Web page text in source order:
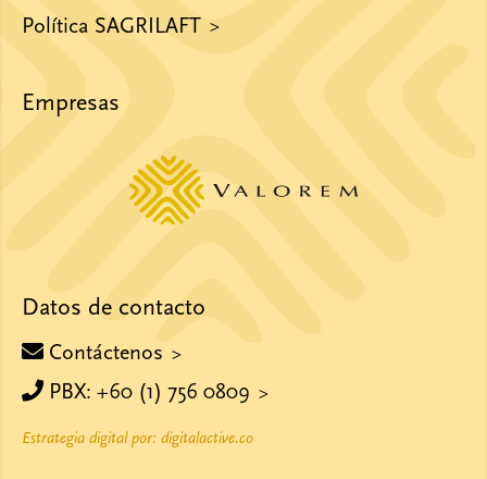
Política SAGRILAFT
Empresas
Datos de contacto
Contáctenos
PBX: +60 (1) 756 0809
Estrategia digital por: digitalactive.co